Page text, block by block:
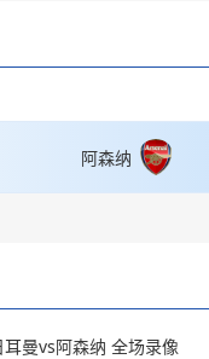
阿森纳
曼vs阿森纳 全场录像